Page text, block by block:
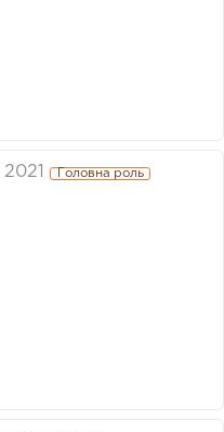
2021 Головна роль